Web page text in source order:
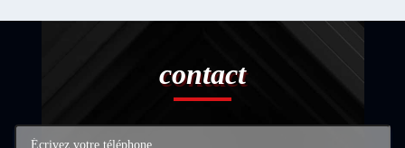
contact